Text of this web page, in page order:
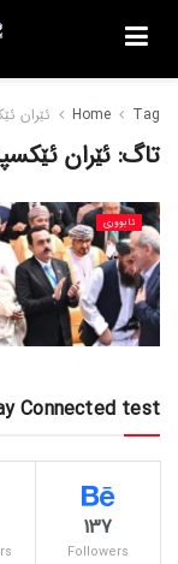
Home Tag ئێران
تاگ: ئێران
ئابووری
Connected test
137
Followers